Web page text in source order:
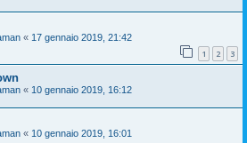
« 17 gennaio 2019, 21:42
1 2 3
« 10 gennaio 2019, 16:12
« 10 gennaio 2019, 16:01